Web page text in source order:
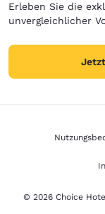
Erleben Sie die
unvergleichlicher
© 2026 Choice